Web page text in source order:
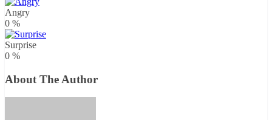
Angry
0 %
Surprise
0 %
About The Author